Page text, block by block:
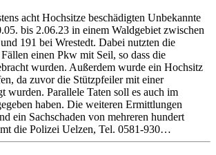
acht Hochsitze beschädigten Unbekannte
bis 2.06.23 in einem Waldgebiet zwischen
191 bei Wrestedt. Dabei nutzten die
einen Pkw mit Seil, so dass die
wurden. Außerdem wurde ein Hochsitz
da zuvor die Stützpfeiler mit einer
wurden. Parallele Taten soll es auch im
haben. Die weiteren Ermittlungen
ein Sachschaden von mehreren hundert
die Polizei Uelzen, Tel. 0581-930…